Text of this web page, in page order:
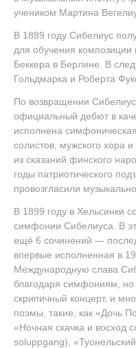
учеником Мартина
В 1889 году Сибелиус
для обучения композиции
Беккера в Берлине. В
Гольдмарка и Роберта
По возвращении
официальный дебют в
исполнена
солистов, мужского хора
из сказаний финского
годы патриотического
провозгласили
В 1899 году в Хельсинки
симфонии Сибелиуса. В
ещё 6 сочинений —
впервые исполненная в
Международную слава
благодаря симфониям, но
скрипичный концерт, и
поэмы, такие, как «Дочь
«Ночная скачка и восход
soluppgang),